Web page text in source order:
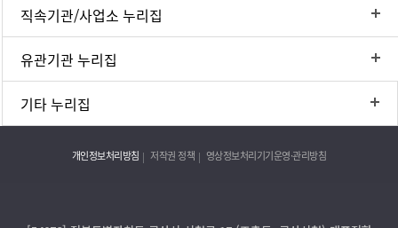
직속기관/사업소 누리집
유관기관 누리집
기타 누리집
개인정보처리방침 저작권 정책 영상정보처리기기운영·관리방침